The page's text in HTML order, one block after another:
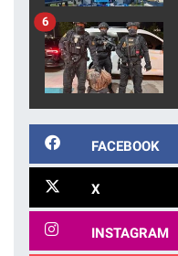
6
FACEBOOK
X
INSTAGRAM